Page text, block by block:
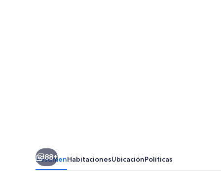
88+
ResumenHabitacionesUbicaciónPolíticas